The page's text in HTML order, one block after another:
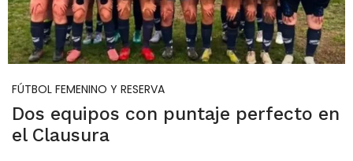
FÚTBOL FEMENINO Y RESERVA
Dos equipos con puntaje perfecto en
el Clausura